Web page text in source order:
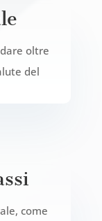
oltre
del
come